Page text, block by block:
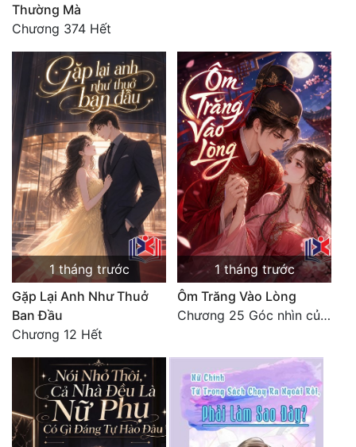
Thường Mà
Chương 374 Hết
1 tháng trước
Gặp Lại Anh Như Thuở
Ban Đầu
Chương 12 Hết
1 tháng trước
Ôm Trăng Vào Lòng
Chương 25 Góc nhìn của nam chính (Hết)